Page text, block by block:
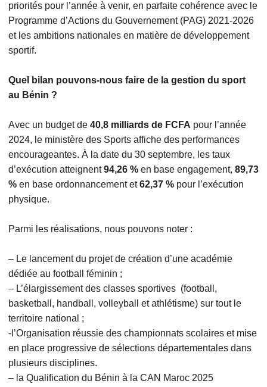
priorités pour l’année à venir, en parfaite cohérence avec le
Programme d’Actions du Gouvernement (PAG) 2021-2026
et les ambitions nationales en matière de développement
sportif.
Quel bilan pouvons-nous faire de la gestion du sport
au Bénin ?
Avec un budget de 40,8 milliards de FCFA pour l’année
2024, le ministère des Sports affiche des performances
encourageantes. À la date du 30 septembre, les taux
d’exécution atteignent94,26 %en base engagement, 89,73
%en base ordonnancement et62,37 %pour l’exécution
physique.
Parmi les réalisations, nous pouvons noter :
– Le lancement du projet de création d’une académie
dédiée au football féminin ;
– L’élargissement des classes sportives (football,
basketball, handball, volleyball et athlétisme) sur tout le
territoire national ;
-l’Organisation réussie des championnats scolaires et mise
en place progressive de sélections départementales dans
plusieurs disciplines.
– la Qualification du Bénin à la CAN Maroc 2025